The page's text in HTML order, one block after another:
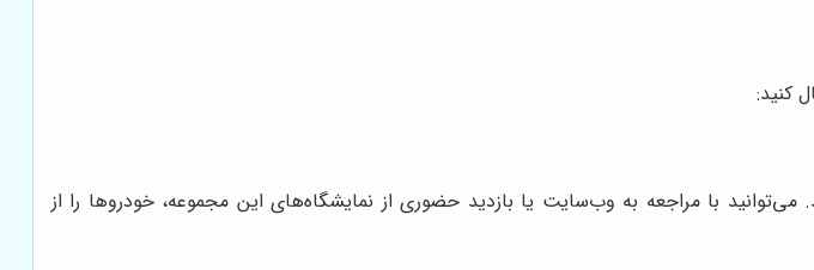
کنید:
می‌توانید با مراجعه به وب‌سایت یا بازدید حضوری از نمایشگاه‌های این مجموعه، خودروها را از